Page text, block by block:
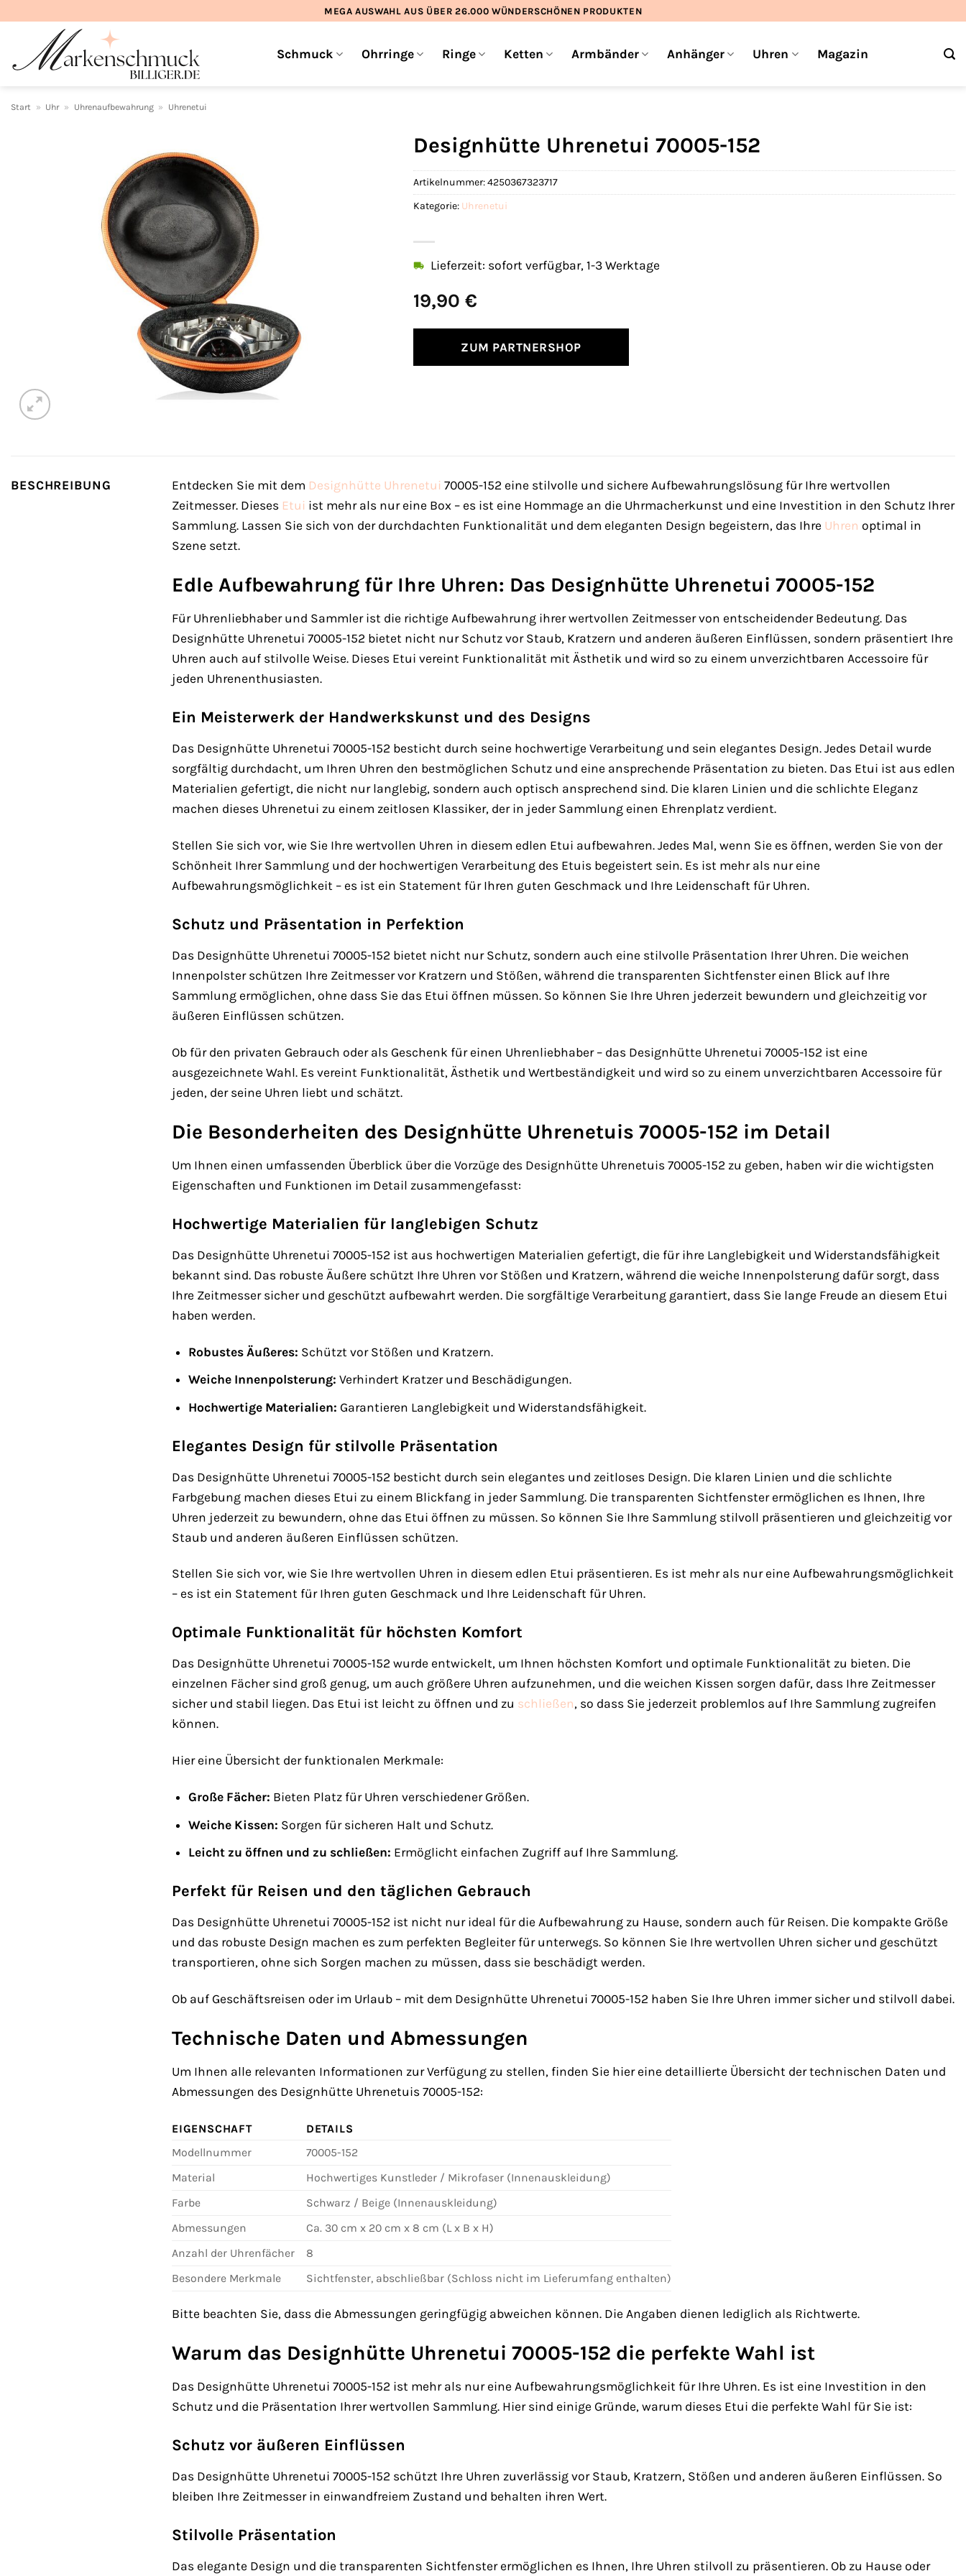
springen
MEGA AUSWAHL AUS ÜBER 26.000 WÜNDERSCHÖNEN PRODUKTEN
Schmuck Ohrringe Ringe Ketten Armbänder Anhänger Uhren Magazin
Start » Uhr » Uhrenaufbewahrung » Uhrenetui
Designhütte Uhrenetui 70005-152
19,90 €
Lieferzeit: sofort verfügbar, 1-3 Werktage
ZUM PARTNERSHOP
Artikelnummer:4250367323717
Kategorie: Uhrenetui
BESCHREIBUNG Entdecken Sie mit dem Designhütte Uhrenetui 70005-152 eine stilvolle und sichere Aufbewahrungslösung für Ihre wertvollen
Zeitmesser. Dieses Etui ist mehr als nur eine Box – es ist eine Hommage an die Uhrmacherkunst und eine Investition in den Schutz Ihrer
Sammlung. Lassen Sie sich von der durchdachten Funktionalität und dem eleganten Design begeistern, das Ihre Uhren optimal in
Szene setzt.
Edle Aufbewahrung für Ihre Uhren: Das Designhütte Uhrenetui 70005-152
Für Uhrenliebhaber und Sammler ist die richtige Aufbewahrung ihrer wertvollen Zeitmesser von entscheidender Bedeutung. Das
Designhütte Uhrenetui 70005-152 bietet nicht nur Schutz vor Staub, Kratzern und anderen äußeren Einflüssen, sondern präsentiert Ihre
Uhren auch auf stilvolle Weise. Dieses Etui vereint Funktionalität mit Ästhetik und wird so zu einem unverzichtbaren Accessoire für
jeden Uhrenenthusiasten.
Ein Meisterwerk der Handwerkskunst und des Designs
Das Designhütte Uhrenetui 70005-152 besticht durch seine hochwertige Verarbeitung und sein elegantes Design. Jedes Detail wurde
sorgfältig durchdacht, um Ihren Uhren den bestmöglichen Schutz und eine ansprechende Präsentation zu bieten. Das Etui ist aus edlen
Materialien gefertigt, die nicht nur langlebig, sondern auch optisch ansprechend sind. Die klaren Linien und die schlichte Eleganz
machen dieses Uhrenetui zu einem zeitlosen Klassiker, der in jeder Sammlung einen Ehrenplatz verdient.
Stellen Sie sich vor, wie Sie Ihre wertvollen Uhren in diesem edlen Etui aufbewahren. Jedes Mal, wenn Sie es öffnen, werden Sie von der
Schönheit Ihrer Sammlung und der hochwertigen Verarbeitung des Etuis begeistert sein. Es ist mehr als nur eine
Aufbewahrungsmöglichkeit – es ist ein Statement für Ihren guten Geschmack und Ihre Leidenschaft für Uhren.
Schutz und Präsentation in Perfektion
Das Designhütte Uhrenetui 70005-152 bietet nicht nur Schutz, sondern auch eine stilvolle Präsentation Ihrer Uhren. Die weichen
Innenpolster schützen Ihre Zeitmesser vor Kratzern und Stößen, während die transparenten Sichtfenster einen Blick auf Ihre
Sammlung ermöglichen, ohne dass Sie das Etui öffnen müssen. So können Sie Ihre Uhren jederzeit bewundern und gleichzeitig vor
äußeren Einflüssen schützen.
Ob für den privaten Gebrauch oder als Geschenk für einen Uhrenliebhaber – das Designhütte Uhrenetui 70005-152 ist eine
ausgezeichnete Wahl. Es vereint Funktionalität, Ästhetik und Wertbeständigkeit und wird so zu einem unverzichtbaren Accessoire für
jeden, der seine Uhren liebt und schätzt.
Die Besonderheiten des Designhütte Uhrenetuis 70005-152 im Detail
Um Ihnen einen umfassenden Überblick über die Vorzüge des Designhütte Uhrenetuis 70005-152 zu geben, haben wir die wichtigsten
Eigenschaften und Funktionen im Detail zusammengefasst:
Hochwertige Materialien für langlebigen Schutz
Das Designhütte Uhrenetui 70005-152 ist aus hochwertigen Materialien gefertigt, die für ihre Langlebigkeit und Widerstandsfähigkeit
bekannt sind. Das robuste Äußere schützt Ihre Uhren vor Stößen und Kratzern, während die weiche Innenpolsterung dafür sorgt, dass
Ihre Zeitmesser sicher und geschützt aufbewahrt werden. Die sorgfältige Verarbeitung garantiert, dass Sie lange Freude an diesem Etui
haben werden.
Robustes Äußeres: Schützt vor Stößen und Kratzern.
Weiche Innenpolsterung: Verhindert Kratzer und Beschädigungen.
Hochwertige Materialien: Garantieren Langlebigkeit und Widerstandsfähigkeit.
Elegantes Design für stilvolle Präsentation
Das Designhütte Uhrenetui 70005-152 besticht durch sein elegantes und zeitloses Design. Die klaren Linien und die schlichte
Farbgebung machen dieses Etui zu einem Blickfang in jeder Sammlung. Die transparenten Sichtfenster ermöglichen es Ihnen, Ihre
Uhren jederzeit zu bewundern, ohne das Etui öffnen zu müssen. So können Sie Ihre Sammlung stilvoll präsentieren und gleichzeitig vor
Staub und anderen äußeren Einflüssen schützen.
Stellen Sie sich vor, wie Sie Ihre wertvollen Uhren in diesem edlen Etui präsentieren. Es ist mehr als nur eine Aufbewahrungsmöglichkeit
– es ist ein Statement für Ihren guten Geschmack und Ihre Leidenschaft für Uhren.
Optimale Funktionalität für höchsten Komfort
Das Designhütte Uhrenetui 70005-152 wurde entwickelt, um Ihnen höchsten Komfort und optimale Funktionalität zu bieten. Die
einzelnen Fächer sind groß genug, um auch größere Uhren aufzunehmen, und die weichen Kissen sorgen dafür, dass Ihre Zeitmesser
sicher und stabil liegen. Das Etui ist leicht zu öffnen und zu schließen, so dass Sie jederzeit problemlos auf Ihre Sammlung zugreifen
können.
Hier eine Übersicht der funktionalen Merkmale:
Große Fächer: Bieten Platz für Uhren verschiedener Größen.
Weiche Kissen: Sorgen für sicheren Halt und Schutz.
Leicht zu öffnen und zu schließen: Ermöglicht einfachen Zugriff auf Ihre Sammlung.
Perfekt für Reisen und den täglichen Gebrauch
Das Designhütte Uhrenetui 70005-152 ist nicht nur ideal für die Aufbewahrung zu Hause, sondern auch für Reisen. Die kompakte Größe
und das robuste Design machen es zum perfekten Begleiter für unterwegs. So können Sie Ihre wertvollen Uhren sicher und geschützt
transportieren, ohne sich Sorgen machen zu müssen, dass sie beschädigt werden.
Ob auf Geschäftsreisen oder im Urlaub – mit dem Designhütte Uhrenetui 70005-152 haben Sie Ihre Uhren immer sicher und stilvoll dabei.
Technische Daten und Abmessungen
Um Ihnen alle relevanten Informationen zur Verfügung zu stellen, finden Sie hier eine detaillierte Übersicht der technischen Daten und
Abmessungen des Designhütte Uhrenetuis 70005-152:
EIGENSCHAFT
DETAILS
Modellnummer
70005-152
Material
Hochwertiges Kunstleder / Mikrofaser (Innenauskleidung)
Farbe
Schwarz / Beige (Innenauskleidung)
Abmessungen
Ca. 30 cm x 20 cm x 8 cm (L x B x H)
Anzahl der Uhrenfächer
8
Besondere Merkmale
Sichtfenster, abschließbar (Schloss nicht im Lieferumfang enthalten)
Bitte beachten Sie, dass die Abmessungen geringfügig abweichen können. Die Angaben dienen lediglich als Richtwerte.
Warum das Designhütte Uhrenetui 70005-152 die perfekte Wahl ist
Das Designhütte Uhrenetui 70005-152 ist mehr als nur eine Aufbewahrungsmöglichkeit für Ihre Uhren. Es ist eine Investition in den
Schutz und die Präsentation Ihrer wertvollen Sammlung. Hier sind einige Gründe, warum dieses Etui die perfekte Wahl für Sie ist:
Schutz vor äußeren Einflüssen
Das Designhütte Uhrenetui 70005-152 schützt Ihre Uhren zuverlässig vor Staub, Kratzern, Stößen und anderen äußeren Einflüssen. So
bleiben Ihre Zeitmesser in einwandfreiem Zustand und behalten ihren Wert.
Stilvolle Präsentation
Das elegante Design und die transparenten Sichtfenster ermöglichen es Ihnen, Ihre Uhren stilvoll zu präsentieren. Ob zu Hause oder